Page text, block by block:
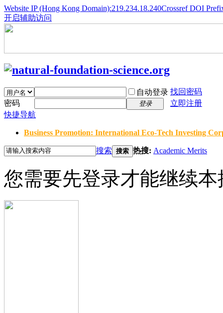
Website IP (Hong Kong Domain):219.234.18.240Crossref DOI
开启辅助访问
自动登录 找回密码
密码
登录
立即注册
快捷导航
Business Promotion: International Eco-Tech Investing
搜索 搜索 热搜: Academic Merits
您需要先登录才能继续本